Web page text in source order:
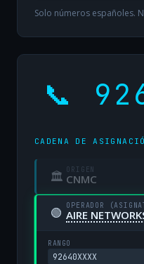
Solo números españoles.
📞
CADENA DE
🏛 ORIGEN
CNMC
🟢 OPERADOR
RANGO
92640XXXX